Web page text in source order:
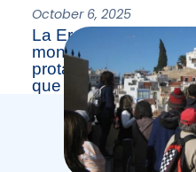
October 6, 2025
La Ereta, La Marjal y
monumentales del
protagonizan los
que comienzan el